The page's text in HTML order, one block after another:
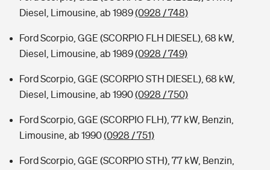
Diesel, Limousine, ab 1989(0928 / 748)
Ford Scorpio, GGE (SCORPIO FLH DIESEL), 68 kW,
Diesel, Limousine, ab 1989(0928 / 749)
Ford Scorpio, GGE (SCORPIO STH DIESEL), 68 kW,
Diesel, Limousine, ab 1990(0928 / 750)
Ford Scorpio, GGE (SCORPIO FLH), 77 kW, Benzin,
Limousine, ab 1990(0928 / 751)
Ford Scorpio, GGE (SCORPIO STH), 77 kW, Benzin,